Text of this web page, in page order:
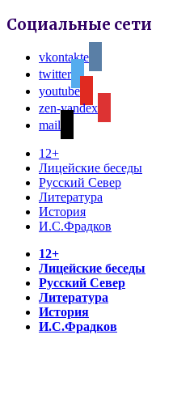
Социальные сети
vkontakte
twitter
youtube
zen-yandex
mail
12+
Лицейские беседы
Русский Север
Литература
История
И.С.Фрадков
12+
Лицейские беседы
Русский Север
Литература
История
И.С.Фрадков